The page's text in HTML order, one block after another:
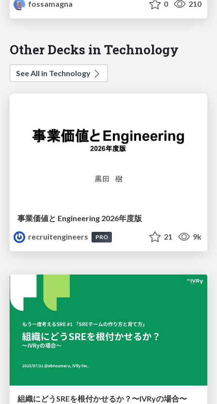
fossamagna
0 210
Other Decks in Technology
See All in Technology
事業価値と Engineering 2026年度版
recruitengineers
PRO 21 9k
組織にどうSREを根付かせるか？〜IVRyの場合〜